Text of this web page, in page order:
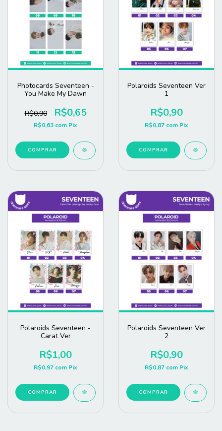
Photocards Seventeen -
You Make My Dawn
R$0,90 R$0,65
R$0,63 com Pix
COMPRAR
Polaroids Seventeen Ver
1
R$0,90
R$0,87 com Pix
COMPRAR
Polaroids Seventeen -
Carat Ver
R$1,00
R$0,97 com Pix
COMPRAR
Polaroids Seventeen Ver
2
R$0,90
R$0,87 com Pix
COMPRAR